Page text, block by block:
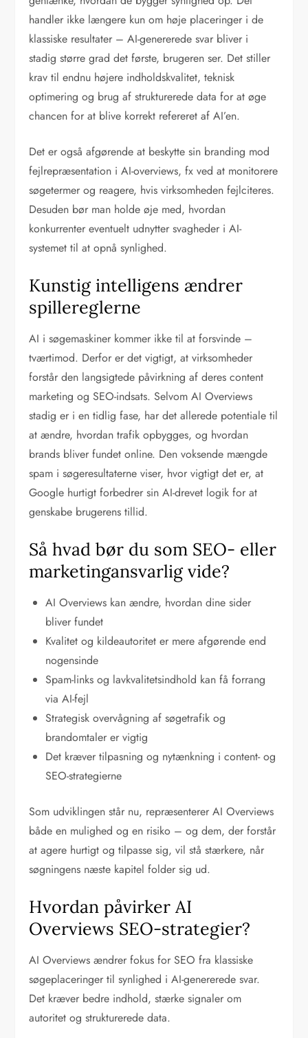
handler ikke længere kun om høje placeringer i de
klassiske resultater – AI-genererede svar bliver i
stadig større grad det første, brugeren ser. Det stiller
krav til endnu højere indholdskvalitet, teknisk
optimering og brug af strukturerede data for at øge
chancen for at blive korrekt refereret af AI’en.
Det er også afgørende at beskytte sin branding mod
fejlrepræsentation i AI-overviews, fx ved at monitorere
søgetermer og reagere, hvis virksomheden fejlciteres.
Desuden bør man holde øje med, hvordan
konkurrenter eventuelt udnytter svagheder i AI-
systemet til at opnå synlighed.
Kunstig intelligens ændrer
spillereglerne
AI i søgemaskiner kommer ikke til at forsvinde –
tværtimod. Derfor er det vigtigt, at virksomheder
forstår den langsigtede påvirkning af deres content
marketing og SEO-indsats. Selvom AI Overviews
stadig er i en tidlig fase, har det allerede potentiale til
at ændre, hvordan trafik opbygges, og hvordan
brands bliver fundet online. Den voksende mængde
spam i søgeresultaterne viser, hvor vigtigt det er, at
Google hurtigt forbedrer sin AI-drevet logik for at
genskabe brugerens tillid.
Så hvad bør du som SEO- eller
marketingansvarlig vide?
AI Overviews kan ændre, hvordan dine sider
bliver fundet
Kvalitet og kildeautoritet er mere afgørende end
nogensinde
Spam-links og lavkvalitetsindhold kan få forrang
via AI-fejl
Strategisk overvågning af søgetrafik og
brandomtaler er vigtig
Det kræver tilpasning og nytænkning i content- og
SEO-strategierne
Som udviklingen står nu, repræsenterer AI Overviews
både en mulighed og en risiko – og dem, der forstår
at agere hurtigt og tilpasse sig, vil stå stærkere, når
søgningens næste kapitel folder sig ud.
Hvordan påvirker AI
Overviews SEO-strategier?
AI Overviews ændrer fokus for SEO fra klassiske
søgeplaceringer til synlighed i AI-genererede svar.
Det kræver bedre indhold, stærke signaler om
autoritet og strukturerede data.